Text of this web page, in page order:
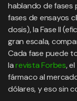
hablando de fases
fases de ensayos
dosis), la Fase II
gran escala,
Cada fase puede
larevista Forbes,
fármaco al
dólares, y eso sin